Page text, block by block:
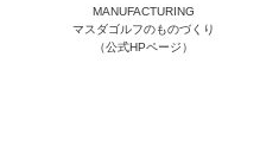
MANUFACTURING
マスダゴルフのものづくり
（公式HPページ）